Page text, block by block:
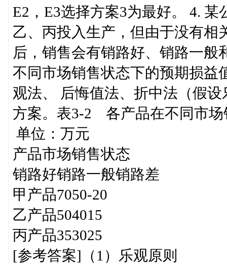
E2，E3选择方案3为最好。 4.
乙、丙投入生产，但由于没有相
后，销售会有销路好、销路一般
不同市场销售状态下的预期损益
观法、 后悔值法、折中法（假
方案。表3-2 各产品在不
单位：万元
产品市场销售状态
销路好销路一般销路差
甲产品7050-20
乙产品504015
丙产品353025
[参考答案]（1）乐观原则